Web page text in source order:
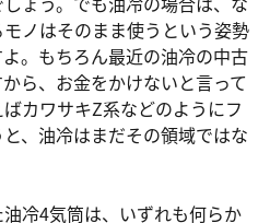
ノはそのまま使うという姿勢
。もちろん最近の油冷の中古
ら、お金をかけないと言って
カワサキZ系などのようにフ
、油冷はまだその領域ではな
冷4気筒は、いずれも何らか